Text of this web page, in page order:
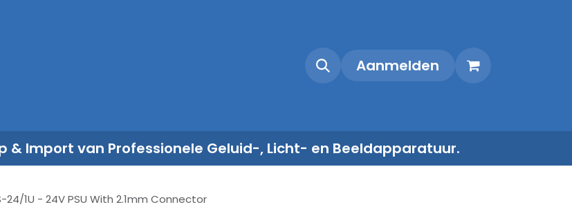
ContactAanmelden
& Import van Professionele Geluid-, Licht- en Beeldapparatuur.
24/1U - 24V PSU With 2.1mm Connector